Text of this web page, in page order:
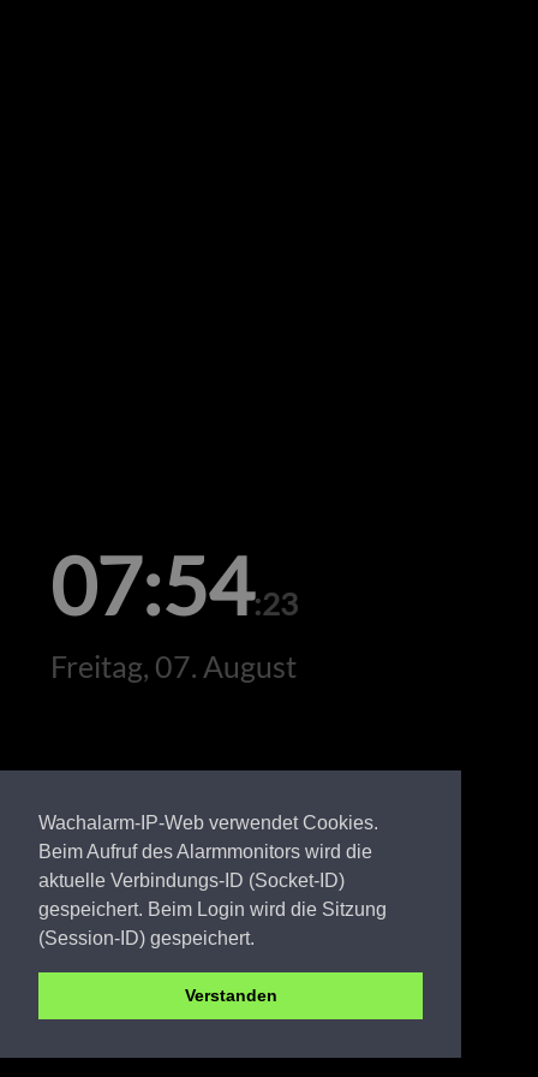
Wachalarm-IP-Web verwendet Cookies.
Beim Aufruf des Alarmmonitors wird die
aktuelle Verbindungs-ID (Socket-ID)
gespeichert. Beim Login wird die Sitzung
(Session-ID) gespeichert.
Verstanden
07:54:23
Freitag, 07. August
LDS FW Zaue